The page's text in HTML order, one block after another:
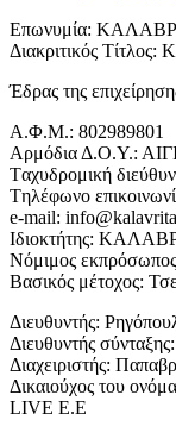
Επωνυμία:
Διακριτικός
Έδρας της
Α.Φ.Μ.: 802989801
Αρμόδια Δ.Ο.Υ.:
Tαχυδρομική
Tηλέφωνο
e-mail:
Iδιοκτήτης:
Νόμιμος
Βασικός μέτοχος:
Διευθυντής:
Διευθυντής
Διαχειριστής:
Δικαιούχος του
LIVE E.E